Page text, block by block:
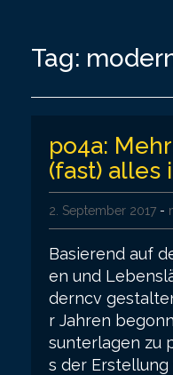
Tag:
po4a:
(fast) alles
2. September 2017 -
Basierend auf
en und
derncv
r Jahren
sunterlagen zu
s der